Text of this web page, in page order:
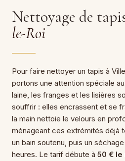
Nettoyage de
le-Roi
Pour faire nettoyer un tapis à
portons une attention spéciale
laine, les franges et les lisières
souffrir : elles encrassent et se
la main nettoie le velours en
ménageant ces extrémités déjà
un bain soutenu, puis un
heures. Le tarif débute à 50 € le